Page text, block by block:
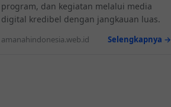
program, dan kegiatan melalui media
digital kredibel dengan jangkauan luas.
amanahindonesia.web.id Selengkapnya →